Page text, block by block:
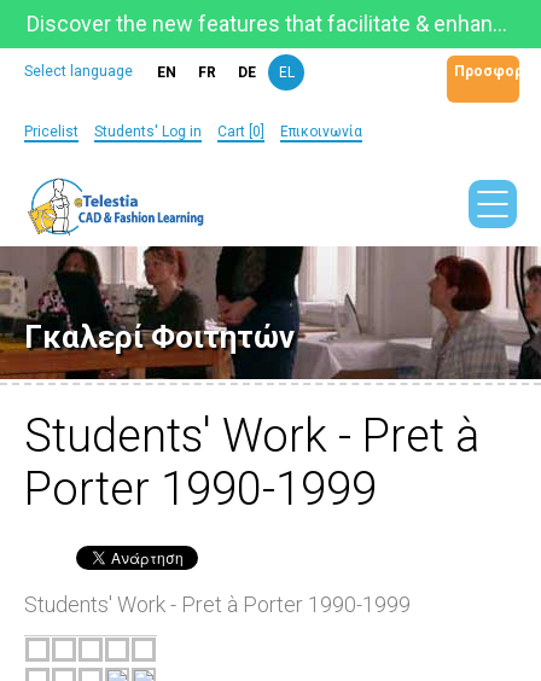
Discover the new features that facilitate & enhance learning on the newly updated Telestia Learning Space!
Προσφορά
Select language EN FR DE EL
Pricelist Students' Log in Cart [0] Επικοινωνία
Γκαλερί Φοιτητών
Students' Work - Pret à
Porter 1990-1999
Students' Work - Pret à Porter 1990-1999